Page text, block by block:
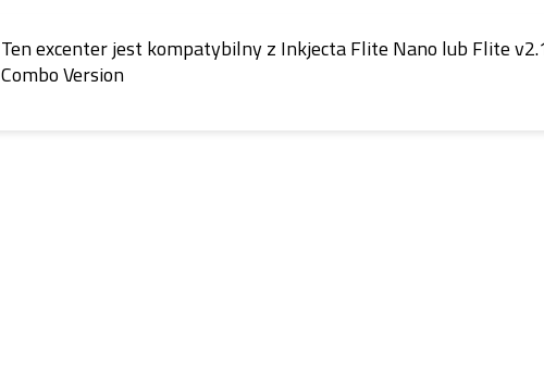
Ten excenter jest kompatybilny z Inkjecta Flite Nano lub Flite
Combo Version